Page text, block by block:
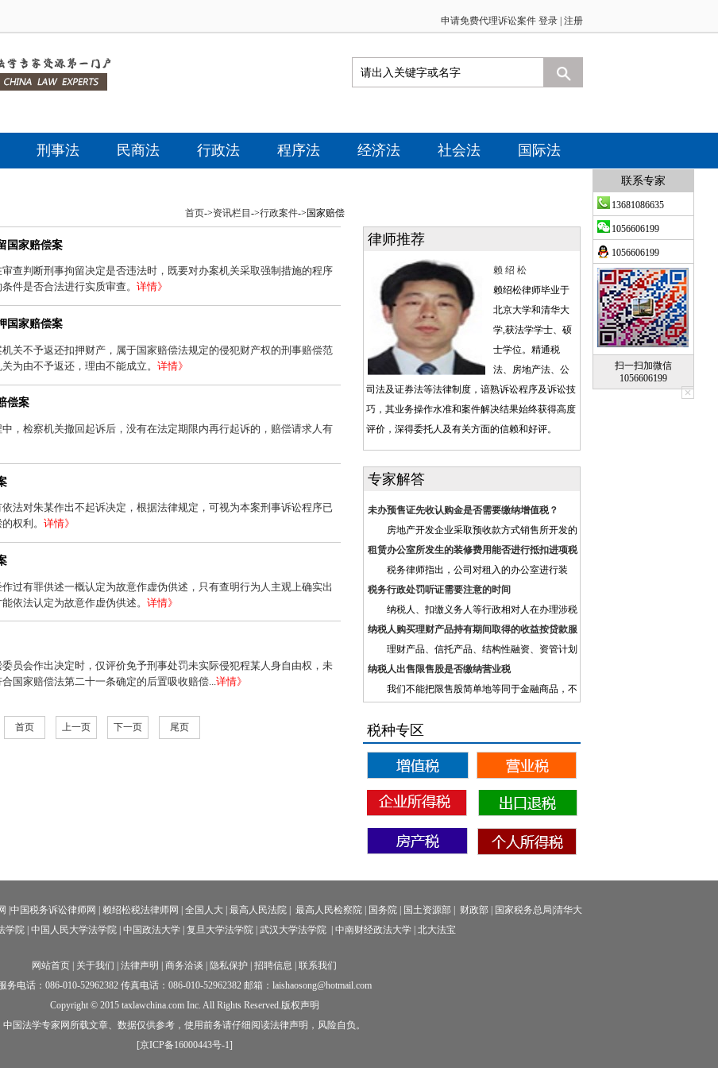
注册
申请免费代理诉讼案件 登录 |
刑事法 民商法 行政法 程序法 经济法 社会法 国际法
首页->资讯栏目 ->行政案件-> 国家赔偿
国家赔偿案
查判断刑事拘留决定是否违法时，既要对办案机关采取强制措施的程序
件是否合法进行实质审查。 详情》
国家赔偿案
关不予返还扣押财产，属于国家赔偿法规定的侵犯财产权的刑事赔偿范
为由不予返还，理由不能成立。 详情》
偿案
，检察机关撤回起诉后，没有在法定期限内再行起诉的，赔偿请求人有
法对朱某作出不起诉决定，根据法律规定，可视为本案刑事诉讼程序已
权利。 详情》
过有罪供述一概认定为故意作虚伪供述，只有查明行为人主观上确实出
依法认定为故意作虚伪供述。 详情》
员会作出决定时，仅评价免予刑事处罚未实际侵犯程某人身自由权，未
国家赔偿法第二十一条确定的后置吸收赔偿... 详情》
首页 上一页 下一页 尾页
律师推荐
赖 绍 松
赖绍松律师毕业于
北京大学和清华大
学,获法学学士、硕
士学位。精通税
法、房地产法、公
司法及证券法等法律制度，谙熟诉讼程序及诉讼技
巧，其业务操作水准和案件解决结果始终获得高度
评价，深得委托人及有关方面的信赖和好评。
专家解答
未办预售证先收认购金是否需要缴纳增值税？
房地产开发企业采取预收款方式销售所开发的
房地产项目，在收到预收款时按照3%的预征率预
缴增值税。如果认购金属于预收款，则应当预缴增
值税，反之无须预缴增值税。
租赁办公室所发生的装修费用能否进行抵扣进项税
税务律师指出，公司对租入的办公室进行装
修，所取得的装修费用专用发票，只要该办公室不
是用于简易计税方法计税项目、免征增值税项目、
集体福利或者个人消费则可以抵扣进项税额，并且
可以一次性抵扣。
税务行政处罚听证需要注意的时间
纳税人、扣缴义务人等行政相对人在办理涉税
事项、接受税务行政管理等过程中，偶尔会由于违
反税法规定而被税务机关处罚，行政相对人理所当
然应为自身的违法行为付出代价，但在接受处罚的
同时，也要留意法律赋予的申请听证权。
纳税人购买理财产品持有期间取得的收益按贷款服
务缴纳增值税
理财产品、信托产品、结构性融资、资管计划
等产品属金融商品，金融商品持有期间利息（保本
收益、报酬、资金占用费、补偿金等）收入按贷款
的收益按贷款服务缴纳增值税。
纳税人出售限售股是否缴纳营业税
我们不能把限售股简单地等同于金融商品，不
出售限售股也不是金融商品的转让，而是属于股权
税种专区
|中国税务诉讼律师网 赖绍松税法律师网 全国人大 最高人民法院 最高人民检察院 国务院 国土资源部 财政部 国家税务总局 清华大
学院| 中国人民大学法学院 中国政法大学 复旦大学法学院| 武汉大学法学院| 中南财经政法大学| 北大法宝
网站首页 关于我们 法律声明 商务洽谈 隐私保护 招聘信息
联系我们
务电话：086-010-52962382 传真电话：086-010-52962382 邮箱：laishaosong@hotmail.com
Copyright © 2015 taxlawchina.com Inc. All Rights Reserved.版权声明
中国法学专家网所载文章、数据仅供参考，使用前务请仔细阅读法律声明，风险自负。
[京ICP备16000443号-1]
联系专家
13681086635
1056606199
1056606199
扫一扫加微信
1056606199